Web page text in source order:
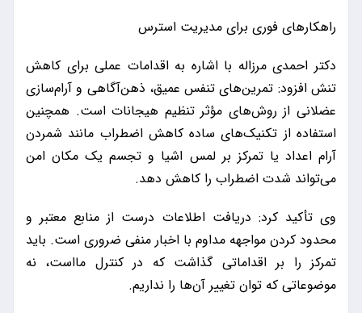
راهکارهای فوری برای مدیریت استرس
دکتر احمدی مرزاله با اشاره به اقدامات عملی برای کاهش
تنش افزود: تمرین‌های تنفس عمیق، ذهن‌آگاهی و آرام‌سازی
عضلانی از روش‌های مؤثر تنظیم هیجانات است. همچنین
استفاده از تکنیک‌های ساده کاهش اضطراب مانند شمردن
آرام اعداد یا تمرکز بر لمس اشیا و تجسم یک مکان امن
می‌تواند شدت اضطراب را کاهش دهد.
وی تأکید کرد: دریافت اطلاعات درست از منابع معتبر و
محدود کردن مواجهه مداوم با اخبار منفی ضروری است. باید
تمرکز را بر اقداماتی گذاشت که در کنترل مااست، نه
موضوعاتی که توان تغییر آن‌ها را نداریم.